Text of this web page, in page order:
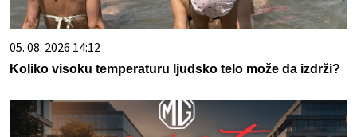
05. 08. 2026 14:12
Koliko visoku temperaturu ljudsko telo može da izdrži?